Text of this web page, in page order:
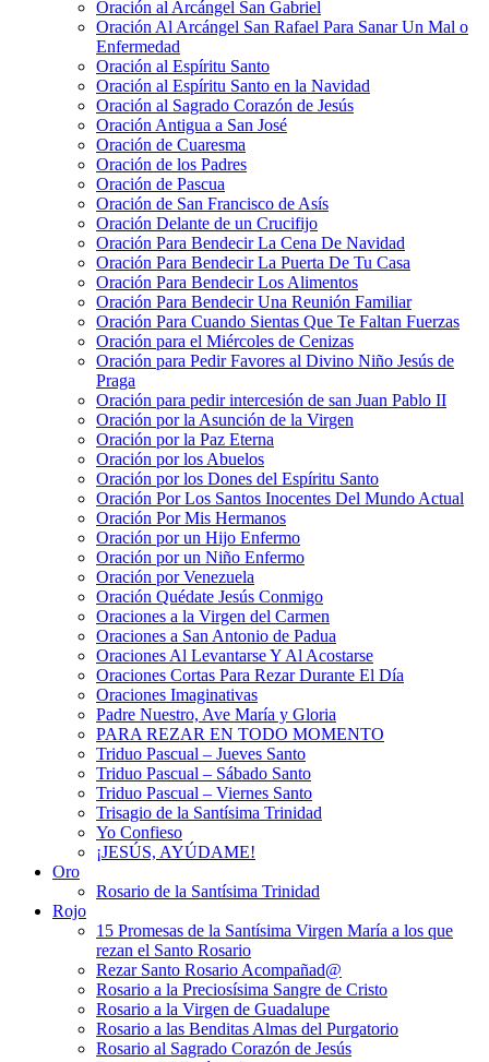
Oración al Arcángel San Gabriel
Oración Al Arcángel San Rafael Para Sanar Un Mal o
Enfermedad
Oración al Espíritu Santo
Oración al Espíritu Santo en la Navidad
Oración al Sagrado Corazón de Jesús
Oración Antigua a San José
Oración de Cuaresma
Oración de los Padres
Oración de Pascua
Oración de San Francisco de Asís
Oración Delante de un Crucifijo
Oración Para Bendecir La Cena De Navidad
Oración Para Bendecir La Puerta De Tu Casa
Oración Para Bendecir Los Alimentos
Oración Para Bendecir Una Reunión Familiar
Oración Para Cuando Sientas Que Te Faltan Fuerzas
Oración para el Miércoles de Cenizas
Oración para Pedir Favores al Divino Niño Jesús de
Praga
Oración para pedir intercesión de san Juan Pablo II
Oración por la Asunción de la Virgen
Oración por la Paz Eterna
Oración por los Abuelos
Oración por los Dones del Espíritu Santo
Oración Por Los Santos Inocentes Del Mundo Actual
Oración Por Mis Hermanos
Oración por un Hijo Enfermo
Oración por un Niño Enfermo
Oración por Venezuela
Oración Quédate Jesús Conmigo
Oraciones a la Virgen del Carmen
Oraciones a San Antonio de Padua
Oraciones Al Levantarse Y Al Acostarse
Oraciones Cortas Para Rezar Durante El Día
Oraciones Imaginativas
Padre Nuestro, Ave María y Gloria
PARA REZAR EN TODO MOMENTO
Triduo Pascual – Jueves Santo
Triduo Pascual – Sábado Santo
Triduo Pascual – Viernes Santo
Trisagio de la Santísima Trinidad
Yo Confieso
¡JESÚS, AYÚDAME!
Oro
Rosario de la Santísima Trinidad
Rojo
15 Promesas de la Santísima Virgen María a los que
rezan el Santo Rosario
Rezar Santo Rosario Acompañad@
Rosario a la Preciosísima Sangre de Cristo
Rosario a la Virgen de Guadalupe
Rosario a las Benditas Almas del Purgatorio
Rosario al Sagrado Corazón de Jesús